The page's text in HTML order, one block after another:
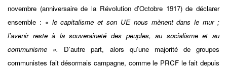
novembre (anniversaire de la Révolution d’Octobre 1917) de déclarer
ensemble : « le capitalisme et son UE nous mènent dans le mur ;
l’avenir reste à la souveraineté des peuples, au socialisme et au
communisme ».
D’autre part, alors qu’une majorité de groupes
communistes fait désormais campagne, comme le PRCF le fait depuis